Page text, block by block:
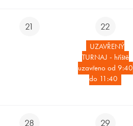
21 22
UZAVŘENÝ
TURNAJ - hřiště
uzavřeno od 9:40
do 11:40
28 29